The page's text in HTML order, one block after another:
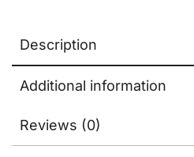
Description
Additional information
Reviews (0)